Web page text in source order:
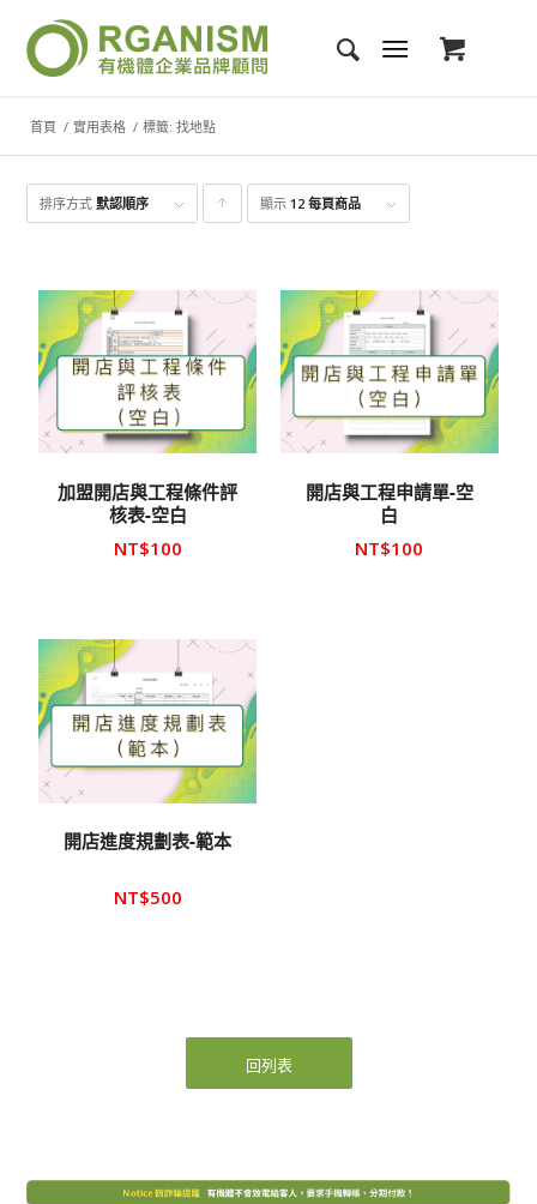
首頁 / 實用表格 / 標籤: 找地點
排序方式默認順序 點
品
顯示 12 每頁商品
加盟開店與工程條件評
核表-空白
NT$100
開店與工程申請單-空
白
NT$100
開店進度規劃表-範本
NT$500
回列表